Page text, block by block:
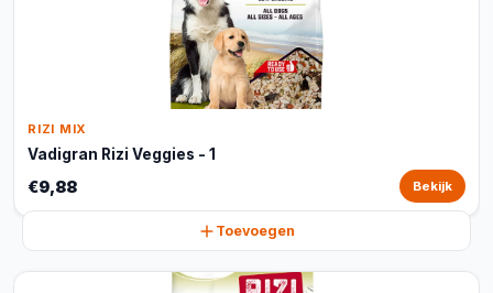
RIZI MIX
Vadigran Rizi Veggies - 1
€9,88 Bekijk
Toevoegen